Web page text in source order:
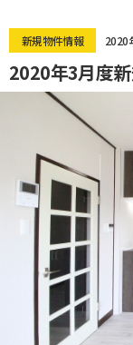
新規物件情報 2020
2020年3月度